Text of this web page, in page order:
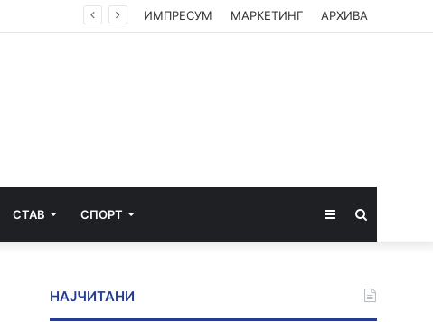
ИМПРЕСУМ МАРКЕТИНГ АРХИВА
СТАВ СПОРТ Sidebar
НАЈЧИТАНИ